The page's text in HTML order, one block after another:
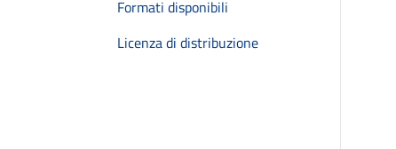
Formati disponibili
Licenza di distribuzione